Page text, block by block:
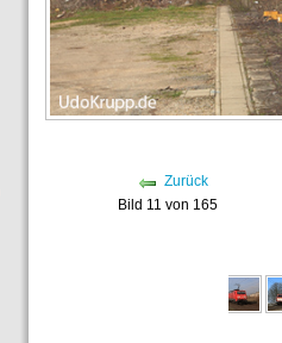
Zurück
Bild 11 von 165